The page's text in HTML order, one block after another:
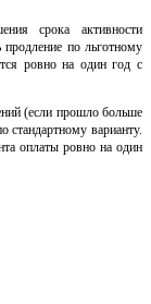
срока активности
по льготному
ровно на один год с
(если прошло больше
стандартному варианту.
оплаты ровно на один